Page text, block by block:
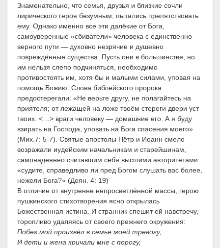
Знаменательно, что семья, друзья и близкие сочли
лирического героя безумным, пытались препятствовать
ему. Однако именно все эти далёкие от Бога,
самоуверенные «сбиватели» человека с единственно
верного пути — духовно незрячие и душевно
повреждённые существа. Пусть они в большинстве, но
им нельзя слепо подчиняться, необходимо
противостоять им, хотя бы и малыми силами, уповая на
помощь Божию. Слова библейского пророка
предостерегали: «Не верьте другу, не полагайтесь на
приятеля; от лежащей на ложе твоём стереги двери уст
твоих. <…> враги человеку — домашние его. А я буду
взирать на Господа, уповать на Бога спасения моего»
(Мих.7: 5-7). Святые апостолы Пётр и Иоанн смело
возражали иудейским начальникам и старейшинам,
самонадеянно считавшим себя высшими авторитетами:
«судите, справедливо ли пред Богом слушать вас более,
нежели Бога?» (Деян. 4: 19)
В отличие от внутренне непросветлённой массы, герою
пушкинского стихотворения ясно открылась
Божественная истина. И странник спешит ей навстречу,
торопливо удаляясь от своего прежнего окружения:
Побег мой произвёл в семье моей тревогу,
И дети и жена кричали мне с порогу,